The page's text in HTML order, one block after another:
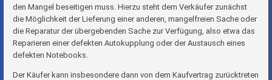
den Mangel beseitigen muss. Hierzu steht dem Verkäufer zunächst
die Möglichkeit der Lieferung einer anderen, mangelfreien Sache oder
die Reparatur der übergebenden Sache zur Verfügung, also etwa das
Reparieren einer defekten Autokupplung oder der Austausch eines
defekten Notebooks.
Der Käufer kann insbesondere dann von dem Kaufvertrag zurücktreten